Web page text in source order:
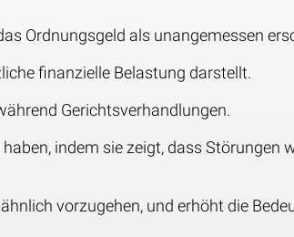
Ordnungsgeld als unangemessen
finanzielle Belastung darstellt.
Gerichtsverhandlungen.
indem sie zeigt, dass Störungen
vorzugehen, und erhöht die